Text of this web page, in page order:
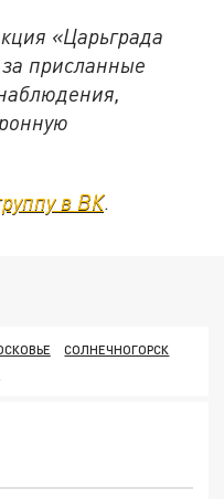
«Царьграда
присланные
в ВК.
СОЛНЕЧНОГОРСК